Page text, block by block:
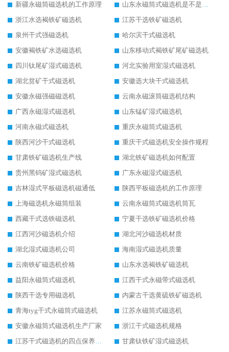
新疆永磁筒磁选机的工作原理
山东永磁筒式磁选机是不是强磁
浙江水选褐铁矿磁选机
江苏干选铁矿磁选机
泉州干式强磁选机
哈尔滨干式磁选机
安徽褐铁矿水选磁选机
山东移动式褐铁矿尾矿磁选机
四川钛尾矿湿式磁选机
河北实验用室湿式磁选机
湖北贫矿干式磁选机
安徽选大块干式磁选机
安徽永磁强磁磁选机
云南永磁滚筒磁选机结构
广西永磁湿式磁选机
山东锰矿湿式磁选机
河南永磁式磁选机
重庆永磁筒式磁选机
陕西河沙干式磁选机
重庆干式磁选机安全操作规程
甘肃铁矿磁选机生产线
湖北铁矿磁选机如何配置
贵州黑钨矿湿式磁选机
广东永磁湿式磁选机
吉林湿式平板磁选机磁通低
陕西平板磁选机的工作原理
上海磁选机永磁筒组装
云南永磁筒式磁选机筒瓦
西藏干式选铁磁选机
宁夏干选铁矿磁选机价格
江西河沙磁选机介绍
湖北河沙磁选机材质
湖北湿式磁选机公司
海南湿式磁选机质量
云南铁矿磁选机价格
山东水选褐铁矿磁选机
益阳永磁筒式磁选机
江西干式永磁带式磁选机
陕西干选专用磁选机
内蒙古干选黄硫铁矿磁选机
青海tyg干式永磁筒式磁选机
江苏永磁筒式磁选机
安徽永磁筒式磁选机生产厂家
浙江干式磁选机规格
江苏干式磁选机的四点保养秘籍
甘肃钛铁矿湿式磁选机